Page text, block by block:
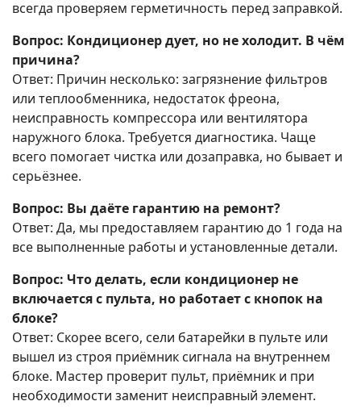
всегда проверяем герметичность перед заправкой.
Вопрос: Кондиционер дует, но не холодит. В чём
причина?
Ответ: Причин несколько: загрязнение фильтров
или теплообменника, недостаток фреона,
неисправность компрессора или вентилятора
наружного блока. Требуется диагностика. Чаще
всего помогает чистка или дозаправка, но бывает и
серьёзнее.
Вопрос: Вы даёте гарантию на ремонт?
Ответ: Да, мы предоставляем гарантию до 1 года на
все выполненные работы и установленные детали.
Вопрос: Что делать, если кондиционер не
включается с пульта, но работает с кнопок на
блоке?
Ответ: Скорее всего, сели батарейки в пульте или
вышел из строя приёмник сигнала на внутреннем
блоке. Мастер проверит пульт, приёмник и при
необходимости заменит неисправный элемент.